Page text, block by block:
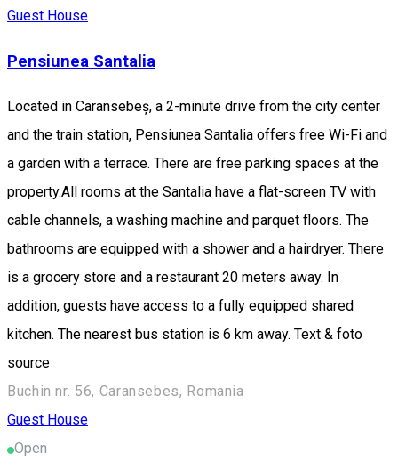
Guest House
Pensiunea Santalia
Located in Caransebeș, a 2-minute drive from the city center
and the train station, Pensiunea Santalia offers free Wi-Fi and
a garden with a terrace. There are free parking spaces at the
property.All rooms at the Santalia have a flat-screen TV with
cable channels, a washing machine and parquet floors. The
bathrooms are equipped with a shower and a hairdryer. There
is a grocery store and a restaurant 20 meters away. In
addition, guests have access to a fully equipped shared
kitchen. The nearest bus station is 6 km away. Text & foto
source
Buchin nr. 56, Caransebes, Romania
Guest House
Open